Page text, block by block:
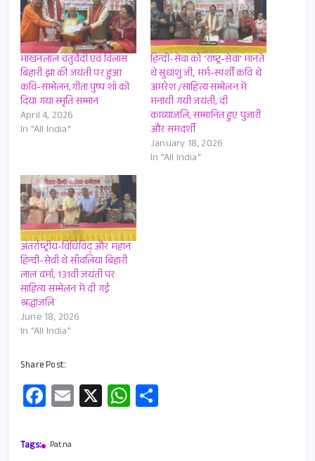
माखनलाल चतुर्वेदी एवं विलास
बिहारी झा की जयंती पर हुआ
कवि-सम्मेलन,गीता पुष्प शॉ को
दिया गया स्मृति सम्मान
April 4, 2026
In "All India"
हिन्दी-सेवा को ‘राष्ट्र-सेवा’ मानते
थे सुधांशु जी, मर्म-स्पर्शी कवि थे
अमरेश /साहित्य सम्मेलन में
मनायी गयी जयंती, दी
काव्यांजलि, सम्मानित हुए पुजारी
और समदर्शी
January 18, 2026
In "All India"
अंतर्राष्ट्रीय-विधिविद् और महान
हिन्दी-सेवी थे साँवलिया बिहारी
लाल वर्मा, 131वी जयंती पर
साहित्य सम्मेलन में दी गई
श्रद्धांजलि
June 18, 2026
In "All India"
Share Post:
Fa
ce
b
E
m
X W
h
Tags: Patna